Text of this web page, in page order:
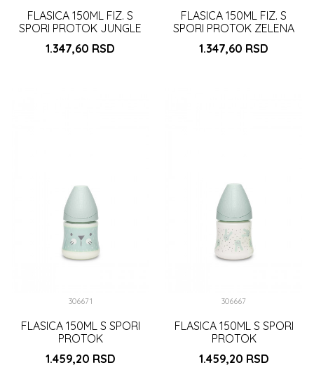
FLASICA 150ML FIZ. S
SPORI PROTOK JUNGLE
ZELENA (3307019)
1.347,60 RSD
FLASICA 150ML FIZ. S
SPORI PROTOK ZELENA
(3307019)
1.347,60 RSD
306671
FLASICA 150ML S SPORI
PROTOK
)
1.459,20 RSD
306667
FLASICA 150ML S SPORI
PROTOK
)
1.459,20 RSD